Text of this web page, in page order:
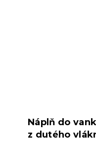
Náplň do
z dutého